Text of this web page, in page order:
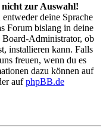
nicht zur Auswahl!
deine Sprache
Forum bislang in deine
Board-Administrator, ob
installieren kann. Falls
freuen, wenn du es
dazu können auf
aufphpBB.de